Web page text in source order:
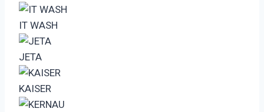
IT WASH
JETA
KAISER